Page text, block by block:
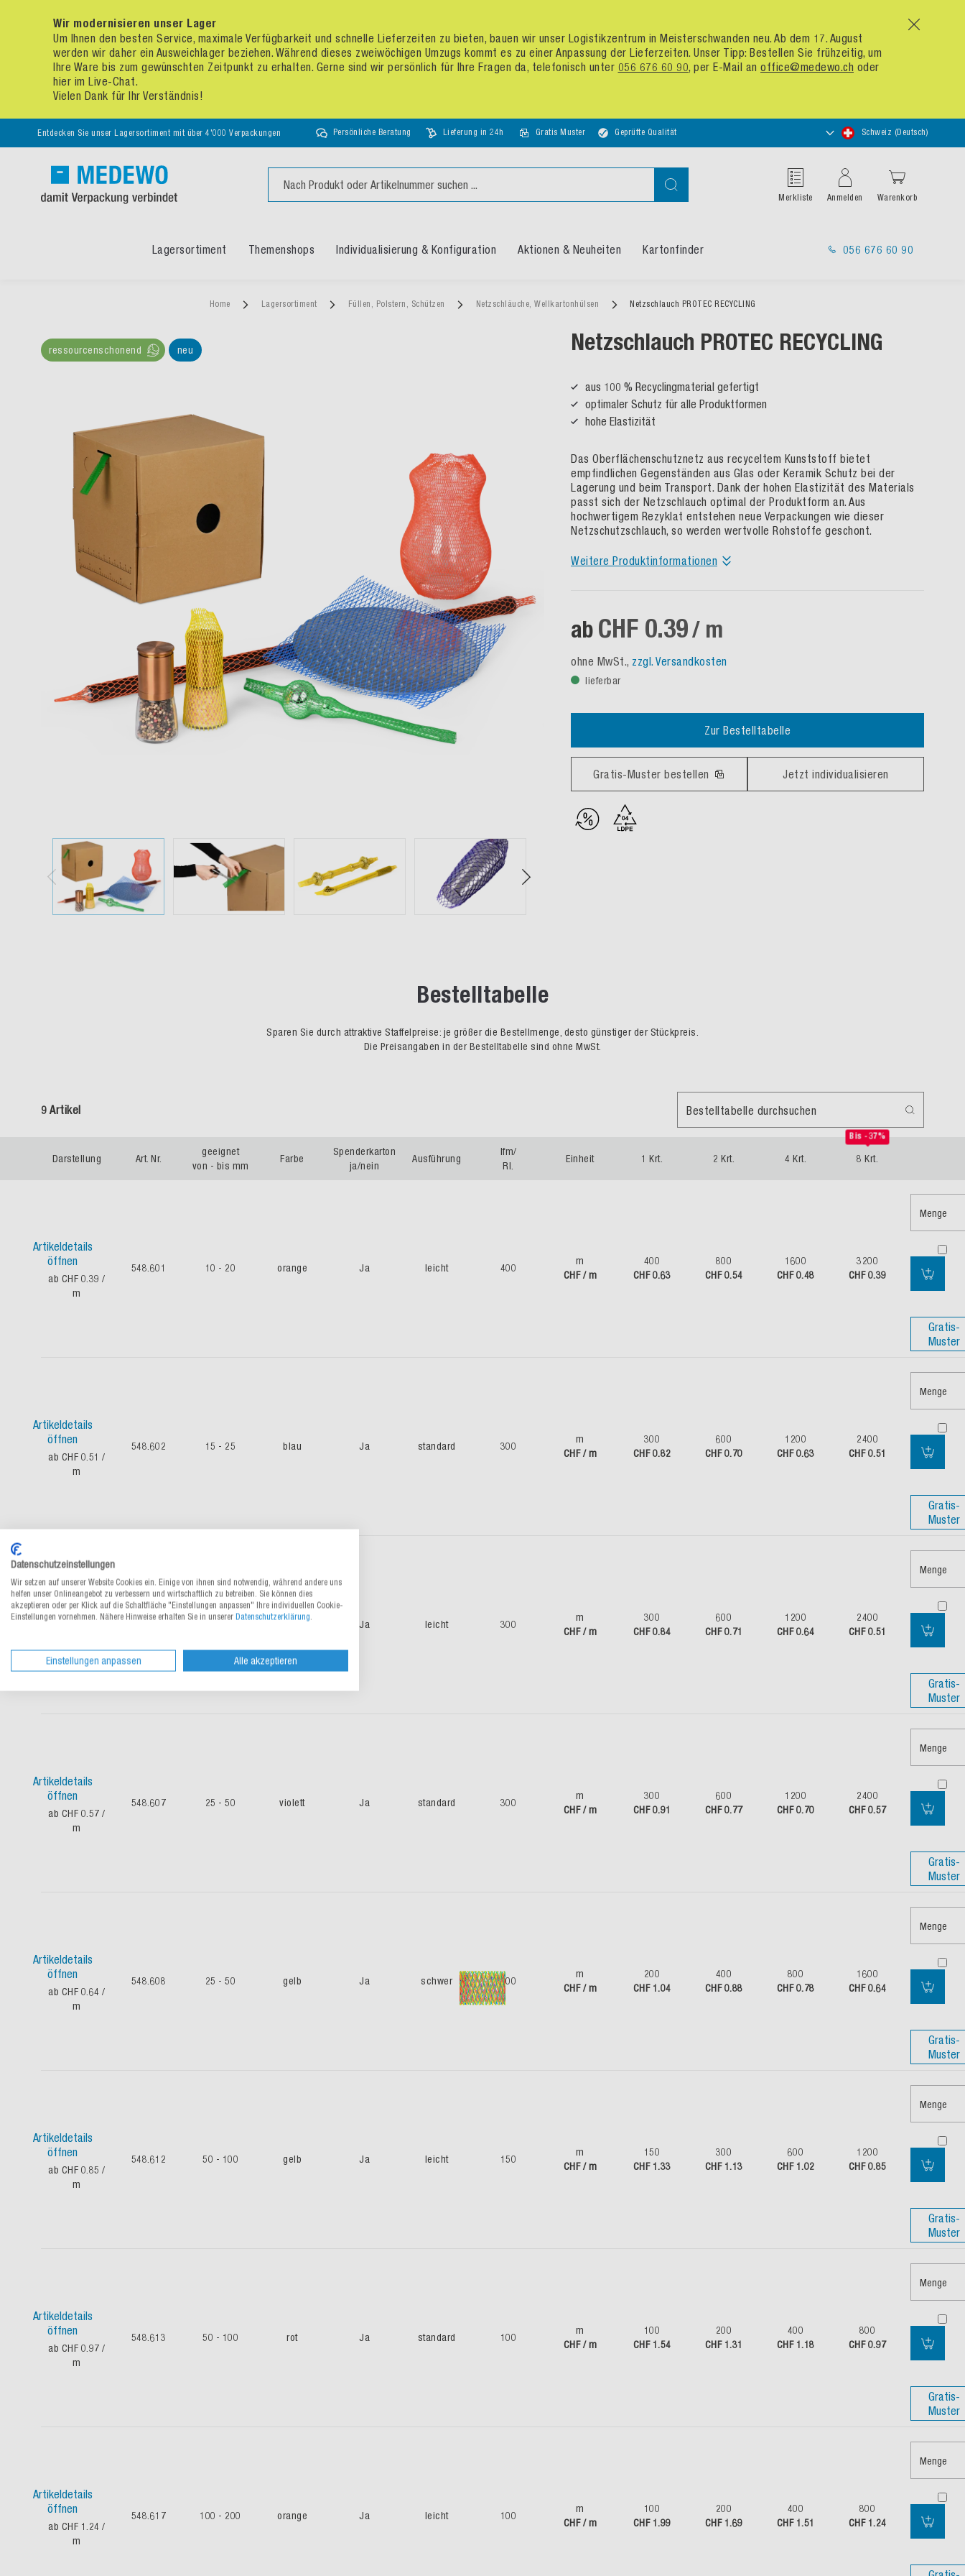
x
Wir modernisieren unser Lager
Um Ihnen den besten Service, maximale Verfügbarkeit und schnelle Lieferzeiten zu bieten, bauen wir unser Logistikzentrum in Meisterschwanden neu. Ab dem 17. August
werden wir daher ein Ausweichlager beziehen. Während dieses zweiwöchigen Umzugs kommt es zu einer Anpassung der Lieferzeiten. Unser Tipp: Bestellen Sie frühzeitig, um
Ihre Ware bis zum gewünschten Zeitpunkt zu erhalten. Gerne sind wir persönlich für Ihre Fragen da, telefonisch unter 056 676 60 90, per E-Mail an office@medewo.ch oder
hier im Live-Chat.
Vielen Dank für Ihr Verständnis!
Entdecken Sie unser Lagersortiment mit über 4'000 Verpackungen Persönliche Beratung Lieferung in 24h Gratis Muster Geprüfte Qualität
Store
auswählen
Schweiz (Deutsch)
Suche
Merkliste Anmelden Warenkorb
Lagersortiment Themenshops Individualisierung & Konfiguration Aktionen & Neuheiten Kartonfinder 056 676 60 90
Home Lagersortiment Füllen, Polstern, Schützen Netzschläuche, Wellkartonhülsen Netzschlauch PROTEC RECYCLING
ressourcenschonend neu Netzschlauch PROTEC RECYCLING
aus 100 % Recyclingmaterial gefertigt
optimaler Schutz für alle Produktformen
hohe Elastizität
Das Oberflächenschutznetz aus recyceltem Kunststoff bietet
empfindlichen Gegenständen aus Glas oder Keramik Schutz bei der
Lagerung und beim Transport. Dank der hohen Elastizität des Materials
passt sich der Netzschlauch optimal der Produktform an. Aus
hochwertigem Rezyklat entstehen neue Verpackungen wie dieser
Netzschutzschlauch, so werden wertvolle Rohstoffe geschont.
Weitere Produktinformationen
ab CHF 0.39/ m
ohne MwSt., zzgl. Versandkosten
lieferbar
Zur Bestelltabelle
Gratis-Muster bestellen Jetzt individualisieren
Bestelltabelle
Sparen Sie durch attraktive Staffelpreise: je größer die Bestellmenge, desto günstiger der Stückpreis.
Die Preisangaben in der Bestelltabelle sind ohne MwSt.
9 Artikel Bestelltabelle durchsuchen
Darstellung Art. Nr.
geeignet
von - bis mm
Farbe
Spenderkarton
ja/nein
Ausführung
lfm/
Rl.
Einheit 1 Krt. 2 Krt. 4 Krt.
Bis -37%
8 Krt.
Artikeldetails
öffnen
ab CHF 0.39/
m
548.601 10 - 20 orange Ja leicht 400
m
CHF / m
400
CHF 0.63
800
CHF 0.54
1600
CHF 0.48
3200
CHF 0.39
Menge
Gratis-
Muster
Artikeldetails
öffnen
ab CHF 0.51/
m
548.602 15 - 25 blau Ja standard 300
m
CHF / m
300
CHF 0.82
600
CHF 0.70
1200
CHF 0.63
2400
CHF 0.51
Menge
Gratis-
Muster
Artikeldetails
öffnen
m
Ja leicht 300
m
CHF / m
300
CHF 0.84
600
CHF 0.71
1200
CHF 0.64
2400
CHF 0.51
Menge
Gratis-
Muster
Artikeldetails
öffnen
ab CHF 0.57/
m
548.607 25 - 50 violett Ja standard 300
m
CHF / m
300
CHF 0.91
600
CHF 0.77
1200
CHF 0.70
2400
CHF 0.57
Menge
Gratis-
Muster
Artikeldetails
öffnen
ab CHF 0.64/
m
548.608 25 - 50 gelb Ja schwer 200
m
CHF / m
200
CHF 1.04
400
CHF 0.88
800
CHF 0.78
1600
CHF 0.64
Menge
Gratis-
Muster
Artikeldetails
öffnen
ab CHF 0.85/
m
548.612 50 - 100 gelb Ja leicht 150
m
CHF / m
150
CHF 1.33
300
CHF 1.13
600
CHF 1.02
1200
CHF 0.85
Menge
Gratis-
Muster
Artikeldetails
öffnen
ab CHF 0.97/
m
548.613 50 - 100 rot Ja standard 100
m
CHF / m
100
CHF 1.54
200
CHF 1.31
400
CHF 1.18
800
CHF 0.97
Menge
Gratis-
Muster
Artikeldetails
öffnen
ab CHF 1.24/
m
548.617 100 - 200 orange Ja leicht 100
m
CHF / m
100
CHF 1.99
200
CHF 1.69
400
CHF 1.51
800
CHF 1.24
Menge
Datenschutzeinstellungen
Wir setzen auf unserer Website Cookies ein. Einige von ihnen sind notwendig, während andere uns
helfen unser Onlineangebot zu verbessern und wirtschaftlich zu betreiben. Sie können dies
akzeptieren oder per Klick auf die Schaltfläche "Einstellungen anpassen" Ihre individuellen Cookie-
Einstellungen vornehmen. Nähere Hinweise erhalten Sie in unserer Datenschutzerklärung.
Einstellungen anpassen Alle akzeptieren